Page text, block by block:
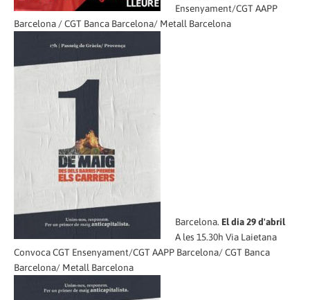
Ensenyament/CGT AAPP
Barcelona / CGT Banca Barcelona/ Metall Barcelona
Barcelona. El dia 29 d'abril
A les 15.30h Via Laietana
Convoca CGT Ensenyament/CGT AAPP Barcelona/ CGT Banca
Barcelona/ Metall Barcelona